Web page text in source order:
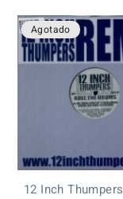
Agotado
12 Inch Thumpers